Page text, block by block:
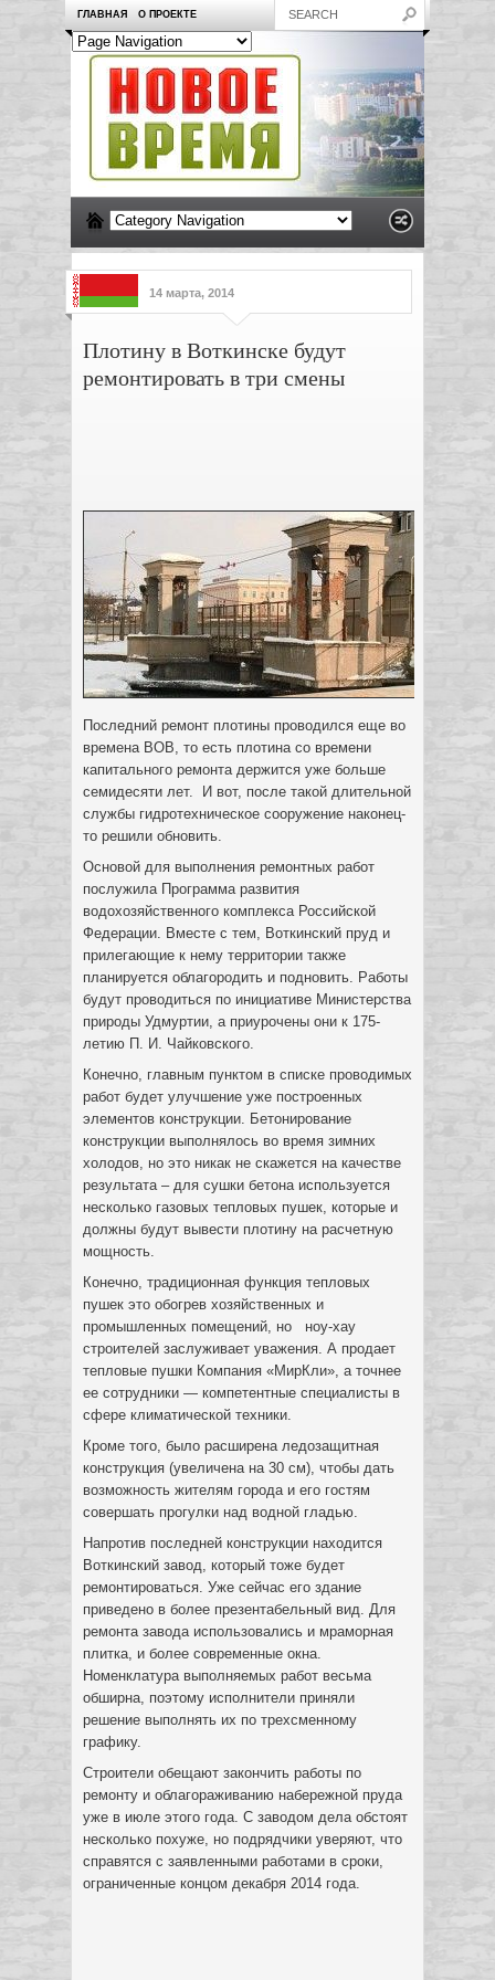
ГЛАВНАЯ О ПРОЕКТЕ
14 марта, 2014
Плотину в Воткинске будут
ремонтировать в три смены
Последний ремонт плотины проводился еще во
времена ВОВ, то есть плотина со времени
капитального ремонта держится уже больше
семидесяти лет. И вот, после такой длительной
службы гидротехническое сооружение наконец-
то решили обновить.
Основой для выполнения ремонтных работ
послужила Программа развития
водохозяйственного комплекса Российской
Федерации. Вместе с тем, Воткинский пруд и
прилегающие к нему территории также
планируется облагородить и подновить. Работы
будут проводиться по инициативе Министерства
природы Удмуртии, а приурочены они к 175-
летию П. И. Чайковского.
Конечно, главным пунктом в списке проводимых
работ будет улучшение уже построенных
элементов конструкции. Бетонирование
конструкции выполнялось во время зимних
холодов, но это никак не скажется на качестве
результата – для сушки бетона используется
несколько газовых тепловых пушек, которые и
должны будут вывести плотину на расчетную
мощность.
Конечно, традиционная функция тепловых
пушек это обогрев хозяйственных и
промышленных помещений, но ноу-хау
строителей заслуживает уважения. А продает
тепловые пушки Компания «МирКли», а точнее
ее сотрудники — компетентные специалисты в
сфере климатической техники.
Кроме того, было расширена ледозащитная
конструкция (увеличена на 30 см), чтобы дать
возможность жителям города и его гостям
совершать прогулки над водной гладью.
Напротив последней конструкции находится
Воткинский завод, который тоже будет
ремонтироваться. Уже сейчас его здание
приведено в более презентабельный вид. Для
ремонта завода использовались и мраморная
плитка, и более современные окна.
Номенклатура выполняемых работ весьма
обширна, поэтому исполнители приняли
решение выполнять их по трехсменному
графику.
Строители обещают закончить работы по
ремонту и облагораживанию набережной пруда
уже в июле этого года. С заводом дела обстоят
несколько похуже, но подрядчики уверяют, что
справятся с заявленными работами в сроки,
ограниченные концом декабря 2014 года.